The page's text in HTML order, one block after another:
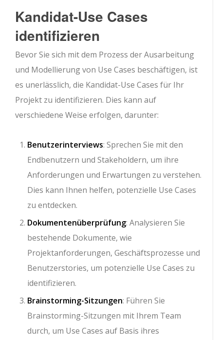
Kandidat-Use Cases
identifizieren
Bevor Sie sich mit dem Prozess der Ausarbeitung
und Modellierung von Use Cases beschäftigen, ist
es unerlässlich, die Kandidat-Use Cases für Ihr
Projekt zu identifizieren. Dies kann auf
verschiedene Weise erfolgen, darunter:
Benutzerinterviews: Sprechen Sie mit den
Endbenutzern und Stakeholdern, um ihre
Anforderungen und Erwartungen zu verstehen.
Dies kann Ihnen helfen, potenzielle Use Cases
zu entdecken.
Dokumentenüberprüfung: Analysieren Sie
bestehende Dokumente, wie
Projektanforderungen, Geschäftsprozesse und
Benutzerstories, um potenzielle Use Cases zu
identifizieren.
Brainstorming-Sitzungen: Führen Sie
Brainstorming-Sitzungen mit Ihrem Team
durch, um Use Cases auf Basis ihres